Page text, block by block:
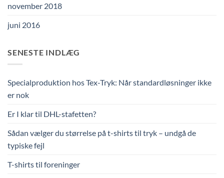
november 2018
juni 2016
SENESTE INDLÆG
Specialproduktion hos Tex-Tryk: Når standardløsninger ikke
er nok
Er I klar til DHL-stafetten?
Sådan vælger du størrelse på t-shirts til tryk – undgå de
typiske fejl
T-shirts til foreninger